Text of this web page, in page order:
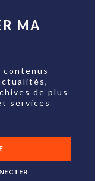
MA
contenus
de plus
services